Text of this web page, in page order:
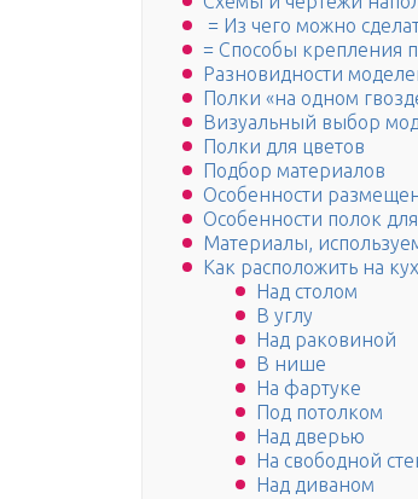
= Из чего можно
= Способы крепления
Разновидности
Полки «на одном
Визуальный выбор
Полки для цветов
Подбор материалов
Особенности
Особенности полок
Материалы,
Как расположить на
Над столом
В углу
Над раковиной
В нише
На фартуке
Под потолком
Над дверью
На свободной
Над диваном